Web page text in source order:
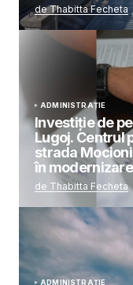
de Thabitta Fecheta
ADMINISTRAȚIE
Investiție de
Lugoj. Centrul
strada
în
de Thabitta Fecheta
ADMINISTRAȚIE